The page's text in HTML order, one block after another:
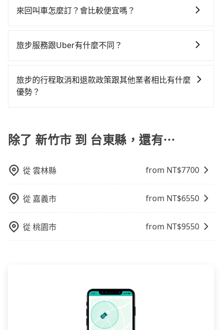
與等車上，現在還不馬上來預約tripool！如果你僅有兩
東縣（台東市），預計的小轎車花費為$4,400或九人座
方便。再者，租車地點可能離你的住家/辦公室/起點還有
查，甚至還要先自行加滿油，如遇到不肖業者，還車時
可能遭遇各種莫名理由而被額外收費，風險可謂不小。
新竹市區到台東縣的跳表小黃可能較為便宜，但當你們
縣市接送的需求，tripool都能滿足你。乘車前一天下午
據。
擇： 預算：不同交通工具價格不同，可先確定您的預
比較寬鬆且不介意耗時轉乘可選大眾運輸或較貴的計程
車。 時間：需在特定時間到達目的地可選包車或計程
車，不趕時間即可選用大眾運輸。 便利性：需要便利性
來回叫車怎麼訂？會比較便宜嗎？
趟車的資訊，所以如果需要來回叫車，請分兩筆訂單預
不限單程或來回。
旅步服務跟Uber有什麼不同？
中長程提供最優惠的價格。 (3) 全台服務，不分城市與郊
區。 (4) 有較為嚴謹的乘車時間與取消政策。
旅步的行程取消和退款政策跟其他業者相比有什麼
優勢？
用車前一天的凌晨六點前完成取消訂單作業，旅步就承
諾會無條件全額退款，讓乘客感到安心之餘，降低風險
除了 新竹市 到 台東縣，還有⋯
從雲林縣 from NT$7700
從 嘉義市 from NT$6550
從桃園市 from NT$9550